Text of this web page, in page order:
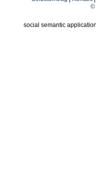
©
social semantic